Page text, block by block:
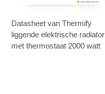
Datasheet van Thermify
liggende elektrische radiator
met thermostaat 2000 watt